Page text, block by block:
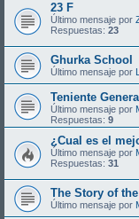
23 F
Último mensaje por
Respuestas: 23
Ghurka School
Último mensaje por
Teniente
Último mensaje por
Respuestas: 9
¿Cual es el
Último mensaje por
Respuestas: 31
The Story of
Último mensaje por